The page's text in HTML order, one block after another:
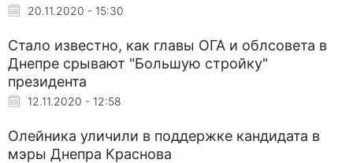
20.11.2020 - 15:30
Стало известно, как главы ОГА и облсовета в
Днепре срывают "Большую стройку"
президента
12.11.2020 - 12:58
Олейника уличили в поддержке кандидата в
мэры Днепра Краснова